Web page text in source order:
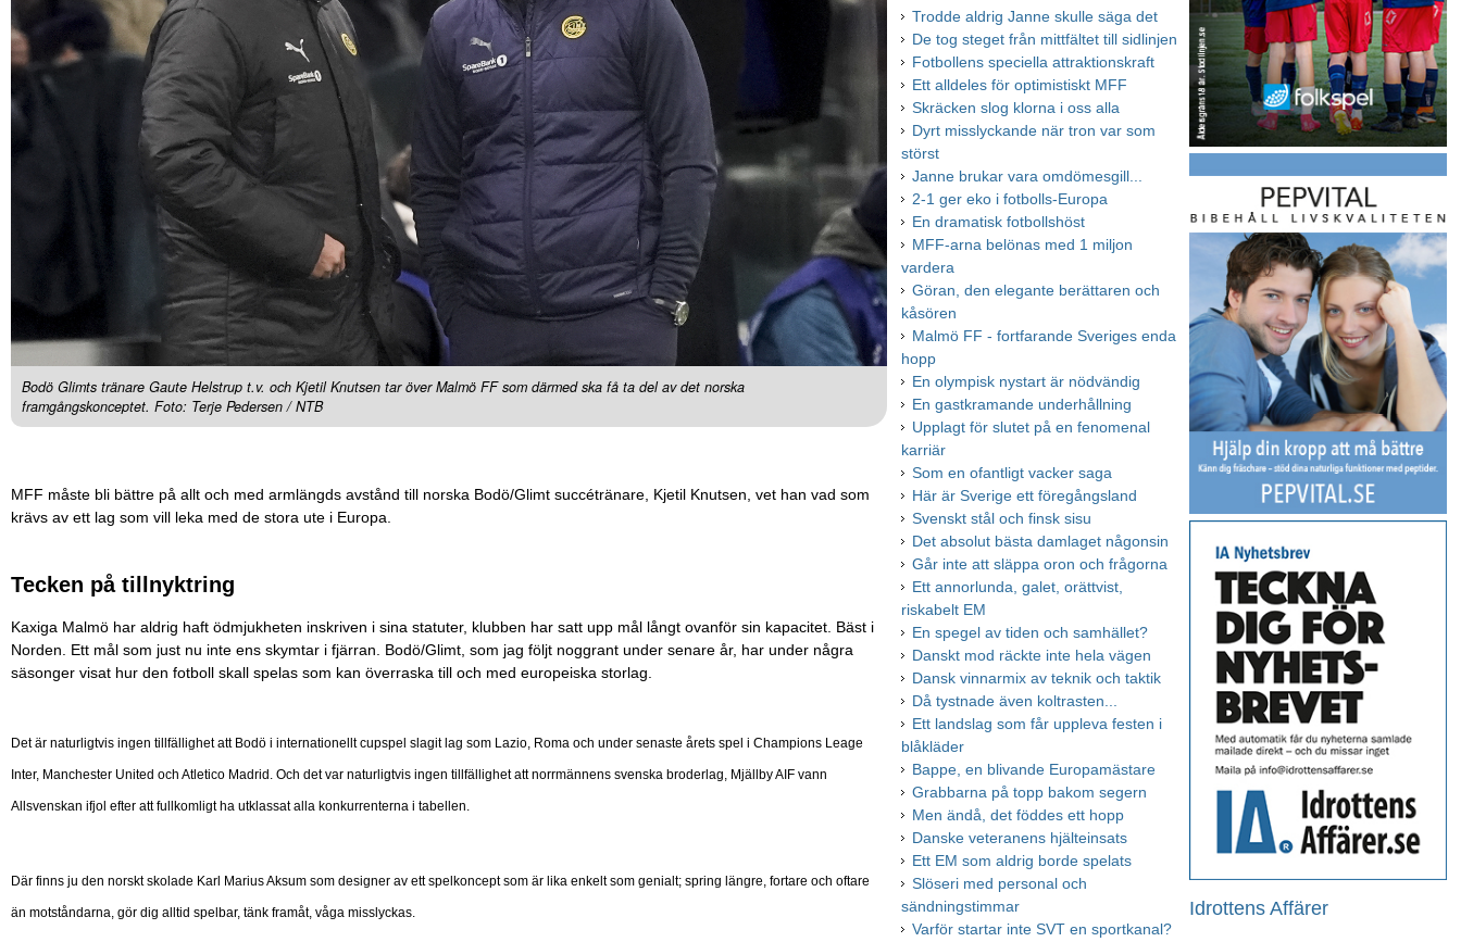
Bodö Glimts tränare Gaute Helstrup t.v. och Kjetil Knutsen tar över Malmö FF som därmed ska få ta del av det norska
framgångskonceptet. Foto: Terje Pedersen / NTB
MFF måste bli bättre på allt och med armlängds avstånd till norska Bodö/Glimt succétränare, Kjetil Knutsen, vet han vad som
krävs av ett lag som vill leka med de stora ute i Europa.
Tecken på tillnyktring
Kaxiga Malmö har aldrig haft ödmjukheten inskriven i sina statuter, klubben har satt upp mål långt ovanför sin kapacitet. Bäst i
Norden. Ett mål som just nu inte ens skymtar i fjärran. Bodö/Glimt, som jag följt noggrant under senare år, har under några
säsonger visat hur den fotboll skall spelas som kan överraska till och med europeiska storlag.
Det är naturligtvis ingen tillfällighet att Bodö i internationellt cupspel slagit lag som Lazio, Roma och under senaste årets spel i Champions Leage
Inter, Manchester United och Atletico Madrid. Och det var naturligtvis ingen tillfällighet att norrmännens svenska broderlag, Mjällby AIF vann
Allsvenskan ifjol efter att fullkomligt ha utklassat alla konkurrenterna i tabellen.
Där finns ju den norskt skolade Karl Marius Aksum som designer av ett spelkoncept som är lika enkelt som genialt; spring längre, fortare och oftare
än motståndarna, gör dig alltid spelbar, tänk framåt, våga misslyckas. Idrottens Affärer
Trodde aldrig Janne skulle säga det
De tog steget från mittfältet till sidlinjen
Fotbollens speciella attraktionskraft
Ett alldeles för optimistiskt MFF
Skräcken slog klorna i oss alla
Dyrt misslyckande när tron var som
störst
Janne brukar vara omdömesgill...
2-1 ger eko i fotbolls-Europa
En dramatisk fotbollshöst
MFF-arna belönas med 1 miljon
vardera
Göran, den elegante berättaren och
kåsören
Malmö FF - fortfarande Sveriges enda
hopp
En olympisk nystart är nödvändig
En gastkramande underhållning
Upplagt för slutet på en fenomenal
karriär
Som en ofantligt vacker saga
Här är Sverige ett föregångsland
Svenskt stål och finsk sisu
Det absolut bästa damlaget någonsin
Går inte att släppa oron och frågorna
Ett annorlunda, galet, orättvist,
riskabelt EM
En spegel av tiden och samhället?
Danskt mod räckte inte hela vägen
Dansk vinnarmix av teknik och taktik
Då tystnade även koltrasten...
Ett landslag som får uppleva festen i
blåkläder
Bappe, en blivande Europamästare
Grabbarna på topp bakom segern
Men ändå, det föddes ett hopp
Danske veteranens hjälteinsats
Ett EM som aldrig borde spelats
Slöseri med personal och
sändningstimmar
Varför startar inte SVT en sportkanal?